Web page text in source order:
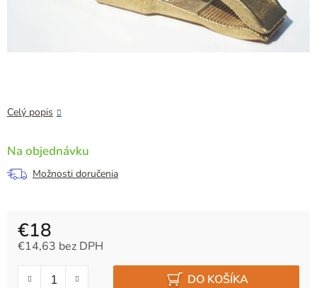
Celý popis
Na objednávku
Možnosti doručenia
€18
€14,63 bez DPH
DO KOŠÍKA